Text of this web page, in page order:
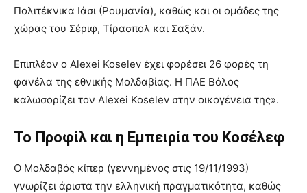
Πολιτέκνικα Ιάσι (Ρουμανία), καθώς και οι ομάδες της
χώρας του Σέριφ, Τίρασπολ και Σαξάν.
Επιπλέον ο Alexei Koselev έχει φορέσει 26 φορές τη
φανέλα της εθνικής Μολδαβίας. Η ΠΑΕ Βόλος
καλωσορίζει τον Alexei Koselev στην οικογένεια της».
Το Προφίλ και η Εμπειρία του Κοσέλεφ
Ο Μολδαβός κίπερ (γεννημένος στις 19/11/1993)
γνωρίζει άριστα την ελληνική πραγματικότητα, καθώς